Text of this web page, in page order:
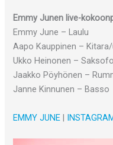
Emmy Junen live-
Emmy June – Laulu
Aapo Kauppinen –
Ukko Heinonen –
Jaakko Pöyhönen –
Janne Kinnunen – Basso
EMMY JUNE |